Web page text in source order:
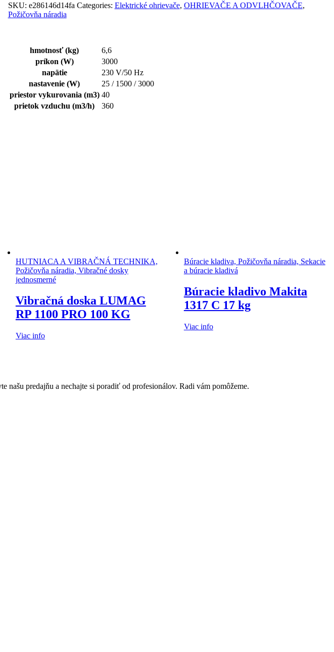
SKU: e286146d14fa Categories: Elektrické ohrievače, OHRIEVAČE A ODVLHČOVAČE,
Požičovňa náradia
hmotnosť (kg)
6,6
príkon (W)
3000
napätie
230 V/50 Hz
nastavenie (W)
25 / 1500 / 3000
priestor vykurovania (m3) 40
prietok vzduchu (m3/h)
360
HUTNIACA A VIBRAČNÁ TECHNIKA,
Požičovňa náradia, Vibračné dosky
jednosmerné
Vibračná doska LUMAG
RP 1100 PRO 100 KG
Viac info
Búracie kladiva, Požičovňa náradia, Sekacie
a búracie kladivá
Búracie kladivo Makita
1317 C 17 kg
Viac info
predajňu a nechajte si poradiť od profesionálov. Radi vám pomôžeme.